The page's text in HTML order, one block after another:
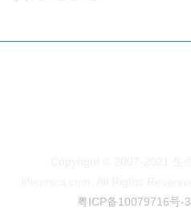
粤ICP备10079716号-3